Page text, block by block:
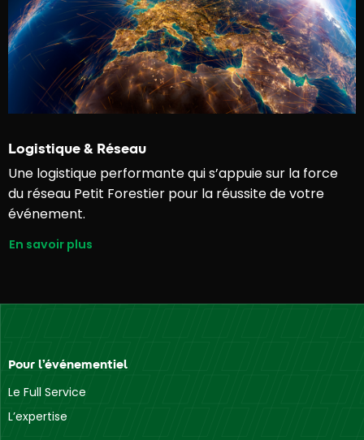
Logistique & Réseau
Une logistique performante qui s’appuie sur la force
du réseau Petit Forestier pour la réussite de votre
événement.
En savoir plus
Pour l’événementiel
Le Full Service
L’expertise